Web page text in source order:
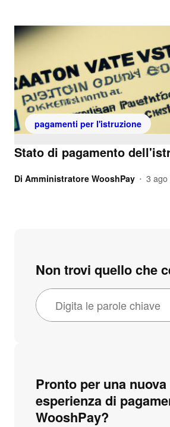
pagamenti per l'istruzione
Stato di pagamento
Di Amministratore WooshPay • 3 ago
Non trovi quello che
Pronto per una nuova
esperienza di
WooshPay?